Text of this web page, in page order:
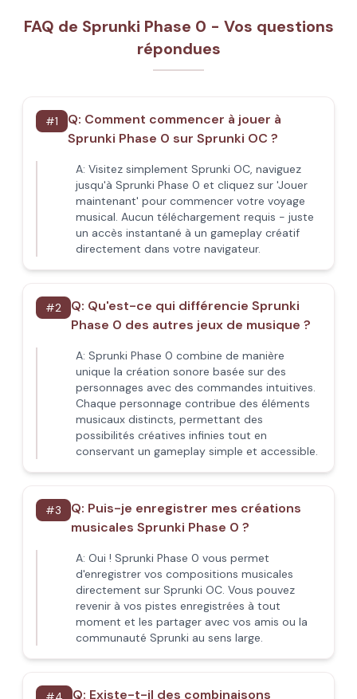
FAQ de Sprunki Phase 0 - Vos questions
répondues
#1 Q: Comment commencer à jouer à
Sprunki Phase 0 sur Sprunki OC ?
A: Visitez simplement Sprunki OC, naviguez
jusqu'à Sprunki Phase 0 et cliquez sur 'Jouer
maintenant' pour commencer votre voyage
musical. Aucun téléchargement requis - juste
un accès instantané à un gameplay créatif
directement dans votre navigateur.
#2 Q: Qu'est-ce qui différencie Sprunki
Phase 0 des autres jeux de musique ?
A: Sprunki Phase 0 combine de manière
unique la création sonore basée sur des
personnages avec des commandes intuitives.
Chaque personnage contribue des éléments
musicaux distincts, permettant des
possibilités créatives infinies tout en
conservant un gameplay simple et accessible.
#3 Q: Puis-je enregistrer mes créations
musicales Sprunki Phase 0 ?
A: Oui ! Sprunki Phase 0 vous permet
d'enregistrer vos compositions musicales
directement sur Sprunki OC. Vous pouvez
revenir à vos pistes enregistrées à tout
moment et les partager avec vos amis ou la
communauté Sprunki au sens large.
Q: Existe-t-il des combinaisons